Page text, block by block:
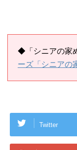
◆ 「シニアの家
ーズ「シニアの
Twitter